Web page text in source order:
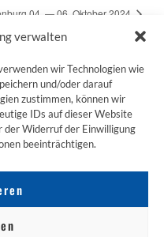
verwalten
wir Technologien wie
und/oder darauf
zustimmen, können wir
IDs auf dieser Website
Widerruf der Einwilligung
beeinträchtigen.
04. — 06. Oktober 2024
SHOP